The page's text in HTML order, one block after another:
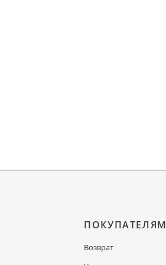
ПОКУПАТЕЛЯМ
Возврат